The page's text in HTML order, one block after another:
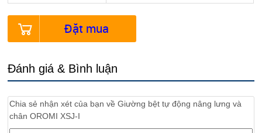
Đặt mua
Đánh giá & Bình luận
Chia sẻ nhận xét của bạn vềGiường bệt tự động nâng lưng và
chân OROMI XSJ-I